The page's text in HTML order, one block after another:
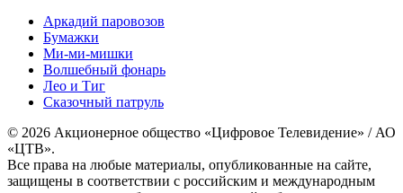
Аркадий паровозов
Бумажки
Ми-ми-мишки
Волшебный фонарь
Лео и Тиг
Сказочный патруль
© 2026 Акционерное общество «Цифровое Телевидение» / АО
«ЦТВ».
Все права на любые материалы, опубликованные на сайте,
защищены в соответствии с российским и международным